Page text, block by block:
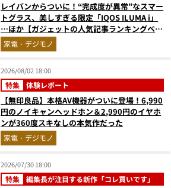
レイバンからついに！“完成度が異常”なスマー
トグラス、美しすぎる限定「IQOS ILUMA i」
…ほか【ガジェットの人気記事ランキングベス
ト3】（2026年6月版）
家電・デジモノ
2026/08/02 18:00
特集 体験レポート
【無印良品】本格AV機器がついに登場！6,990
円のノイキャンヘッドホン＆2,990円のイヤホ
ンが360度スキなしの本気作だった
家電・デジモノ
2026/07/30 18:00
特集 編集長が注目する新作「コレ買いです」